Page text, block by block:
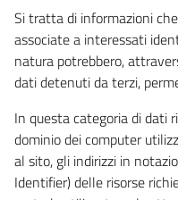
Si tratta di informazioni
associate a interessati
natura potrebbero,
dati detenuti da terzi,
In questa categoria di dati
dominio dei computer
al sito, gli indirizzi in
Identifier) delle risorse